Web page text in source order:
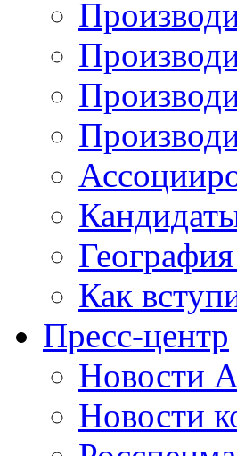
Как
Пресс-центр
Новости
Новости